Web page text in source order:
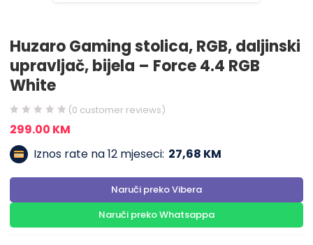
Huzaro Gaming stolica, RGB, daljinski
upravljač, bijela – Force 4.4 RGB
White
(0 customer reviews)
299.00 KM
Iznos rate na 12 mjeseci: 27,68 KM
Naruči preko Vibera
Naruči preko Whatsappa